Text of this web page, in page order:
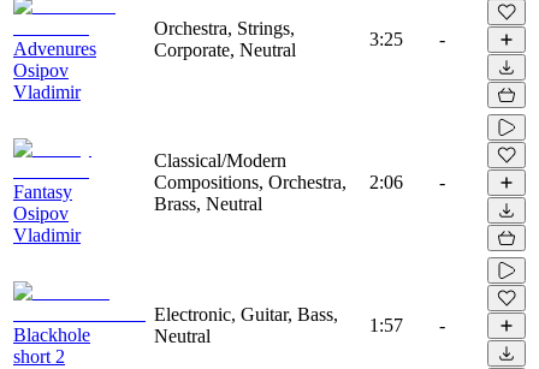
Advenures
Osipov
Vladimir
Orchestra, Strings,
Corporate, Neutral
3:25 -
Fantasy
Osipov
Vladimir
Classical/Modern
Compositions, Orchestra,
Brass, Neutral
2:06 -
Blackhole
short 2
Electronic, Guitar, Bass,
Neutral
1:57 -